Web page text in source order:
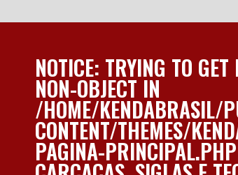
NOTICE: TRYING TO
NON-OBJECT IN
/HOME/KENDABRASIL/
CONTENT/THEMES/
PAGINA-PRINCIPAL.PHP